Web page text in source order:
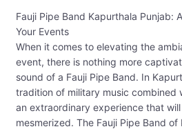
Fauji Pipe Band Kapurthala Punjab:
Your Events
When it comes to elevating the
event, there is nothing more
sound of a Fauji Pipe Band. In
tradition of military music combined
an extraordinary experience that
mesmerized. The Fauji Pipe Band